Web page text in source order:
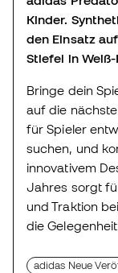
Kinder.
den Einsatz
Stiefel in
Bringe dein
auf die
für Spieler
suchen, und
innovativem
Jahres sorgt
und Traktion
die
adidas Neue